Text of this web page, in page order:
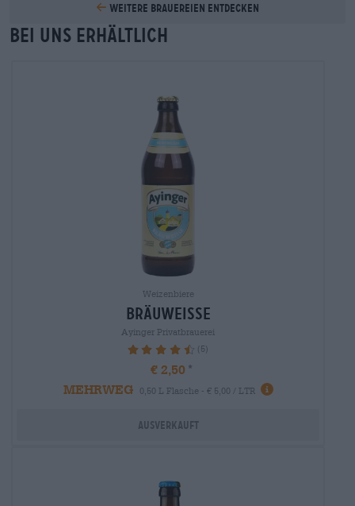
Weitere Brauereien entdecken
Bei uns erhältlich
Weizenbiere
bräuweisse
Ayinger Privatbrauerei
92% (5)
€ 2,50
MEHRWEG
0,50 L Flasche - € 5,00 / LTR
Ausverkauft